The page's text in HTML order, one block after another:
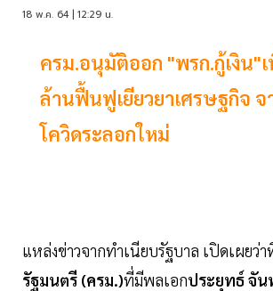
18 พ.ค. 64 | 12:29 น.
ครม.อนุมัติออก "พรก.กู้เงิน"
ล้านฟื้นฟูเยียวยาเศรษฐกิจ
โควิดระลอกใหม่
แหล่งข่าวจากทำเนียบรัฐบาล เปิดเผยว่า
รัฐมนตรี (ครม.)ที่มีพลเอกประยุทธ์ จัน